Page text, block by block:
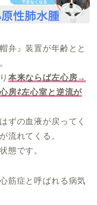
弁』装置が年齢とと
本来ならば左心房→
房⇄左心室と逆流が
ずの血液が戻ってく
流れてくる。
態です。
筋症と呼ばれる病気